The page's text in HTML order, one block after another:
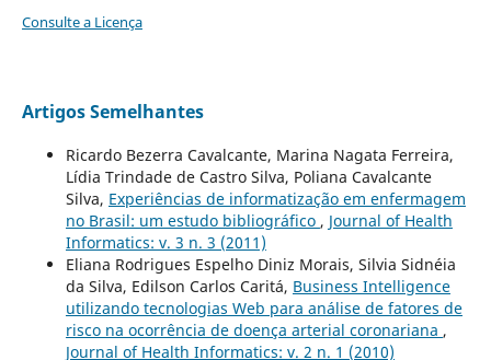
Consulte a Licença
Artigos Semelhantes
Ricardo Bezerra Cavalcante, Marina Nagata Ferreira,
Lídia Trindade de Castro Silva, Poliana Cavalcante
Silva, Experiências de informatização em enfermagem
no Brasil: um estudo bibliográfico , Journal of Health
Informatics: v. 3 n. 3 (2011)
Eliana Rodrigues Espelho Diniz Morais, Silvia Sidnéia
da Silva, Edilson Carlos Caritá, Business Intelligence
utilizando tecnologias Web para análise de fatores de
risco na ocorrência de doença arterial coronariana ,
Journal of Health Informatics: v. 2 n. 1 (2010)